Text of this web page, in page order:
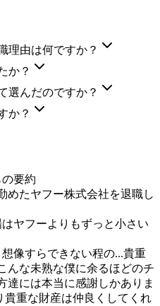
理由は何ですか？
か？
選んだのですか？
か？
要約
めたヤフー株式会社を退職し
ヤフーよりもずっと小さい
想像すらできない程の...貴重
んな未熟な僕に余るほどのチ
達には本当に感謝しかありま
貴重な財産は仲良くしてくれ